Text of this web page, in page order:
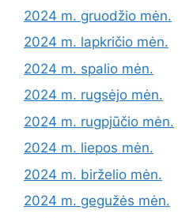
2024 m. gruodžio mėn.
2024 m. lapkričio mėn.
2024 m. spalio mėn.
2024 m. rugsėjo mėn.
2024 m. rugpjūčio mėn.
2024 m. liepos mėn.
2024 m. birželio mėn.
2024 m. gegužės mėn.